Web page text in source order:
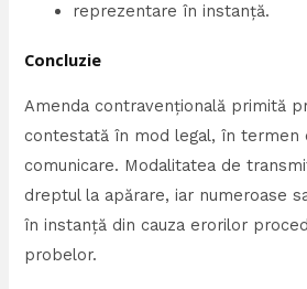
reprezentare în instanță.
Concluzie
Amenda contravențională primită
contestată în mod legal, în termen
comunicare. Modalitatea de
dreptul la apărare, iar numeroase
în instanță din cauza erorilor
probelor.